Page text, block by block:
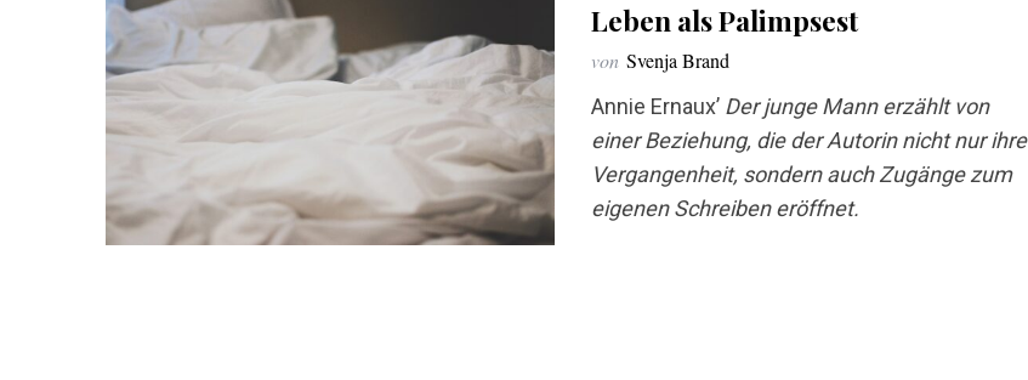
Leben als Palimpsest
von Svenja Brand
Annie Ernaux’ Der junge Mannerzählt von
einer Beziehung, die der Autorin nicht nur ihre
Vergangenheit, sondern auch Zugänge zum
eigenen Schreiben eröffnet.